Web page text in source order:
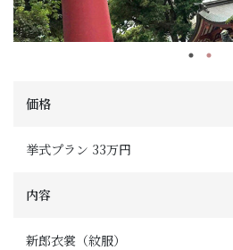
価格
挙式プラン 33万円
内容
新郎衣裳（紋服）